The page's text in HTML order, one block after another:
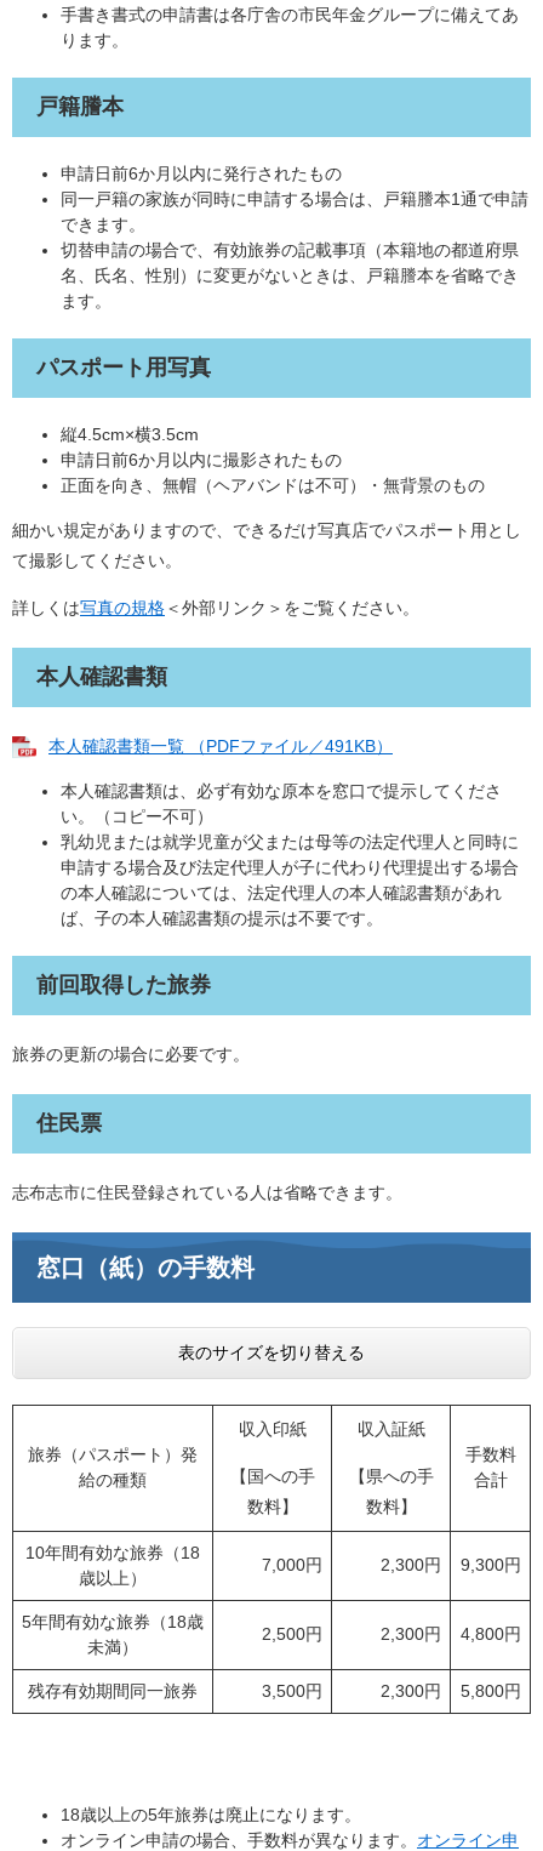
手書き書式の申請書は各庁舎の市民年金グループに備えてあ
ります。
戸籍謄本
申請日前6か月以内に発行されたもの
同一戸籍の家族が同時に申請する場合は、戸籍謄本1通で申請
できます。
切替申請の場合で、有効旅券の記載事項（本籍地の都道府県
名、氏名、性別）に変更がないときは、戸籍謄本を省略でき
ます。
パスポート用写真
縦4.5cm×横3.5cm
申請日前6か月以内に撮影されたもの
正面を向き、無帽（ヘアバンドは不可）・無背景のもの
細かい規定がありますので、できるだけ写真店でパスポート用とし
て撮影してください。
詳しくは写真の規格＜外部リンク＞ をご覧ください。
本人確認書類
本人確認書類一覧 （PDFファイル／491KB）
本人確認書類は、必ず有効な原本を窓口で提示してくださ
い。（コピー不可）
乳幼児または就学児童が父または母等の法定代理人と同時に
申請する場合及び法定代理人が子に代わり代理提出する場合
の本人確認については、法定代理人の本人確認書類があれ
ば、子の本人確認書類の提示は不要です。
前回取得した旅券
旅券の更新の場合に必要です。
住民票
志布志市に住民登録されている人は省略できます。
窓口（紙）の手数料
表のサイズを切り替える
旅券（パスポート）発
給の種類
収入印紙
【国への手
数料】
収入証紙
【県への手
数料】
手数料
合計
10年間有効な旅券（18
歳以上）
7,000円 2,300円 9,300円
5年間有効な旅券（18歳
未満）
2,500円 2,300円 4,800円
残存有効期間同一旅券 3,500円 2,300円 5,800円
18歳以上の5年旅券は廃止になります。
オンライン申請の場合、手数料が異なります。 オンライン申